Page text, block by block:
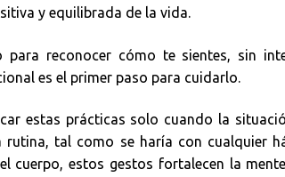
y equilibrada de la vida.
reconocer cómo te sientes, sin
es el primer paso para cuidarlo.
estas prácticas solo cuando la
tal como se haría con cualquier
cuerpo, estos gestos fortalecen la